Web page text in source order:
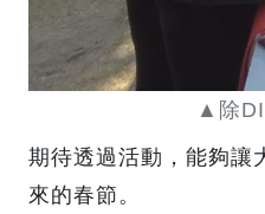
▲除
期待透過活動，能夠讓
來的春節。